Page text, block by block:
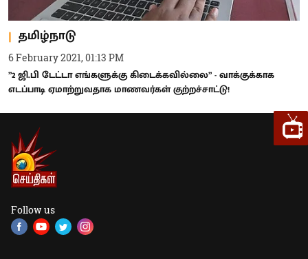
தமிழ்நாடு
6 February 2021, 01:13 PM
”2 ஜி.பி டேட்டா எங்களுக்கு கிடைக்கவில்லை” - வாக்குக்காக
எடப்பாடி ஏமாற்றுவதாக மாணவர்கள் குற்றச்சாட்டு!
Follow us